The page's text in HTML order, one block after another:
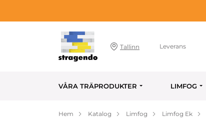
Tallinn Leverans
VÅRA TRÄPRODUKTER LIMFOG
Hem Katalog Limfog Limfog Ek